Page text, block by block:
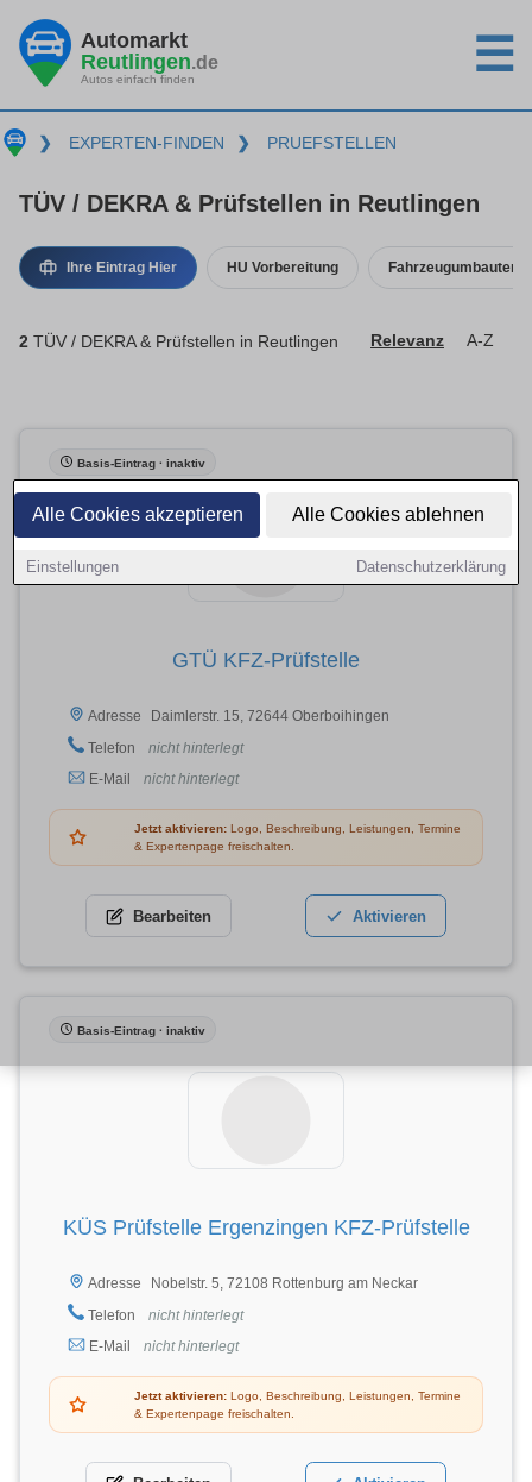
Alle Cookies akzeptieren Alle Cookies ablehnen
Einstellungen Datenschutzerklärung
Automarkt
Reutlingen.de
Autos einfach finden ☰
❯ EXPERTEN-FINDEN ❯ PRUEFSTELLEN
TÜV / DEKRA & Prüfstellen in Reutlingen
Ihre Eintrag Hier HU Vorbereitung Fahrzeugumbauten
2 TÜV / DEKRA & Prüfstellen in Reutlingen Relevanz A-Z
Basis-Eintrag · inaktiv
GTÜ KFZ-Prüfstelle
Adresse
Daimlerstr. 15, 72644 Oberboihingen
Telefon
nicht hinterlegt
E-Mail
nicht hinterlegt
Jetzt aktivieren: Logo, Beschreibung, Leistungen, Termine
& Expertenpage freischalten.
Bearbeiten Aktivieren
Basis-Eintrag · inaktiv
KÜS Prüfstelle Ergenzingen KFZ-Prüfstelle
Adresse
Nobelstr. 5, 72108 Rottenburg am Neckar
Telefon
nicht hinterlegt
E-Mail
nicht hinterlegt
Jetzt aktivieren: Logo, Beschreibung, Leistungen, Termine
& Expertenpage freischalten.